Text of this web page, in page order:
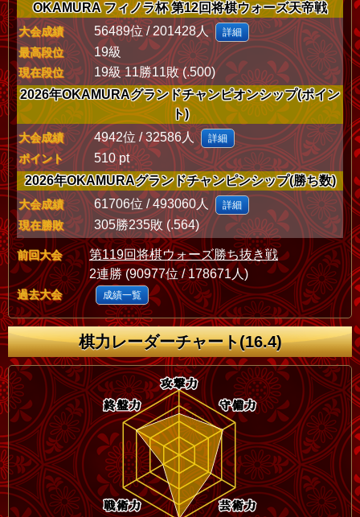
OKAMURA フィノラ杯 第12回将棋ウォーズ天帝戦
大会成績 56489位 / 201428人 詳細
最高段位 19級
現在段位
19級 11勝11敗 (.500)
2026年OKAMURAグランドチャンピオンシップ(ポイン
ト)
大会成績 4942位 / 32586人 詳細
ポイント
510 pt
2026年OKAMURAグランドチャンピンシップ(勝ち数)
大会成績 61706位 / 493060人 詳細
現在勝敗 305勝235敗 (.564)
前回大会
第119回将棋ウォーズ勝ち抜き戦
2連勝 (90977位 / 178671人)
過去大会 成績一覧
棋力レーダーチャート(16.4)